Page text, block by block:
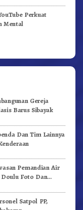
Perkuat
Mental
Gereja
Barus Sibayak
Dan Tim Lainnya
Pemandian Air
Doulu Foto Dan
Satpol PP,